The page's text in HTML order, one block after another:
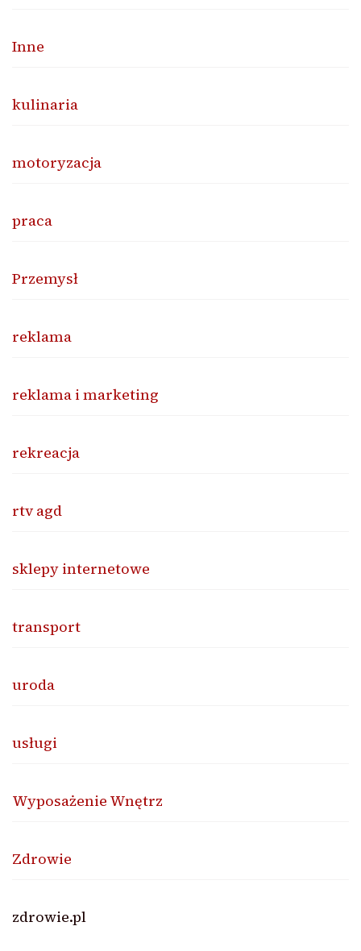
Inne
kulinaria
motoryzacja
praca
Przemysł
reklama
reklama i marketing
rekreacja
rtv agd
sklepy internetowe
transport
uroda
usługi
Wyposażenie Wnętrz
Zdrowie
zdrowie.pl